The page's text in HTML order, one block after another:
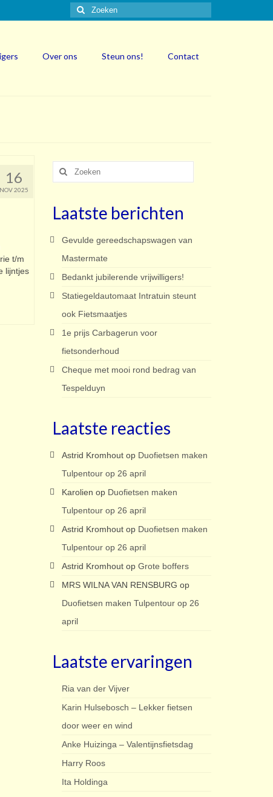
Zoeken
naar:
Over ons Steun ons! Contact
16
NOV 2025
t/m
lijntjes
Zoeken
naar:
Laatste berichten
Gevulde gereedschapswagen van
Mastermate
Bedankt jubilerende vrijwilligers!
Statiegeldautomaat Intratuin steunt
ook Fietsmaatjes
1e prijs Carbagerun voor
fietsonderhoud
Cheque met mooi rond bedrag van
Tespelduyn
Laatste reacties
Astrid Kromhoutop Duofietsen maken
Tulpentour op 26 april
Karolien op Duofietsen maken
Tulpentour op 26 april
Astrid Kromhoutop Duofietsen maken
Tulpentour op 26 april
Astrid Kromhoutop Grote boffers
MRS WILNA VAN RENSBURG op
Duofietsen maken Tulpentour op 26
april
Laatste ervaringen
Ria van der Vijver
Karin Hulsebosch – Lekker fietsen
door weer en wind
Anke Huizinga – Valentijnsfietsdag
Harry Roos
Ita Holdinga